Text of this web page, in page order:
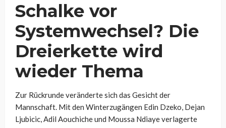
Schalke vor
Systemwechsel? Die
Dreierkette wird
wieder Thema
Zur Rückrunde veränderte sich das Gesicht der
Mannschaft. Mit den Winterzugängen Edin Dzeko, Dejan
Ljubicic, Adil Aouchiche und Moussa Ndiaye verlagerte